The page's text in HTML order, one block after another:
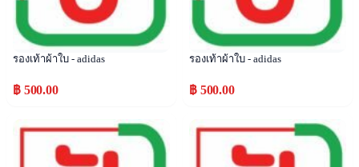
รองเท้าผ้าใบ - adidas
฿ 500.00
รองเท้าผ้าใบ - adidas
฿ 500.00
Popular Popular